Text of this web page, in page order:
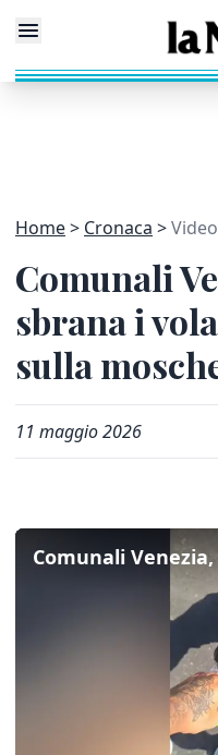
Home Cronaca Video
Comunali
sbrana i
sulla
11 maggio 2026